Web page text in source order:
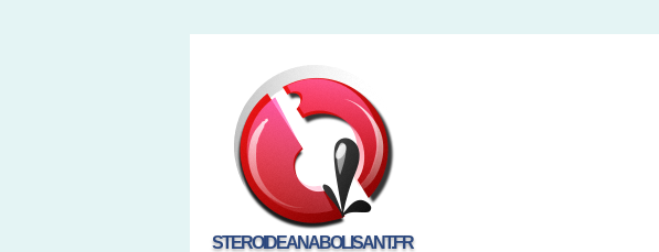
STEROIDEANABOLISANT.FR